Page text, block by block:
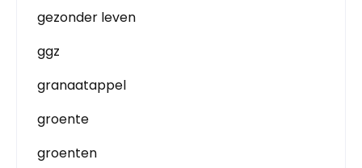
gezonder leven
ggz
granaatappel
groente
groenten